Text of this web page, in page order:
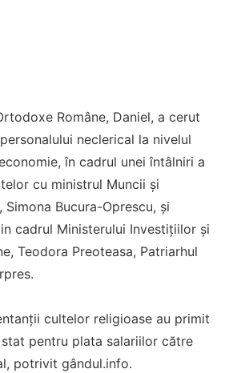
Române, Daniel, a cerut
neclerical la nivelul
în cadrul unei întâlniri a
cu ministrul Muncii şi
Bucura-Oprescu, şi
cadrul Ministerului Investiţiilor şi
Teodora Preoteasa, Patriarhul
cultelor religioase au primit
pentru plata salariilor către
potrivit gândul.info.